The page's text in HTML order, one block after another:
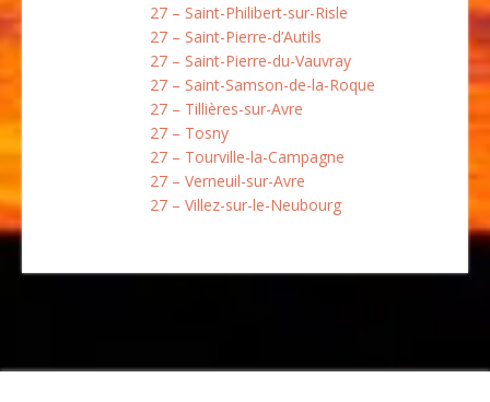
27 – Saint-Philibert-sur-Risle
27 – Saint-Pierre-d’Autils
27 – Saint-Pierre-du-Vauvray
27 – Saint-Samson-de-la-Roque
27 – Tillières-sur-Avre
27 – Tosny
27 – Tourville-la-Campagne
27 – Verneuil-sur-Avre
27 – Villez-sur-le-Neubourg